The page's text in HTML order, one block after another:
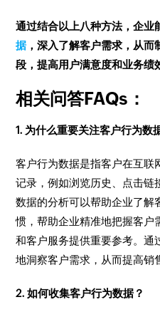
通过结合以上八种方法，企业
据 ，深入了解客户需求，从
段，提高用户满意度和业务绩
相关问答FAQs：
1. 为什么重要关注客户行为数
客户行为数据是指客户在互联
记录，例如浏览历史、点击链
数据的分析可以帮助企业了解
惯，帮助企业精准地把握客户
和客户服务提供重要参考。通
地洞察客户需求，从而提高销
2. 如何收集客户行为数据？